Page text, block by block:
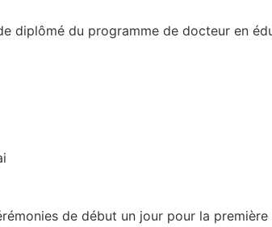
diplômé du programme de docteur en
de début un jour pour la